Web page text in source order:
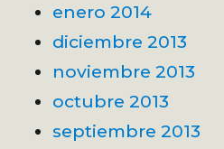
enero 2014
diciembre 2013
noviembre 2013
octubre 2013
septiembre 2013